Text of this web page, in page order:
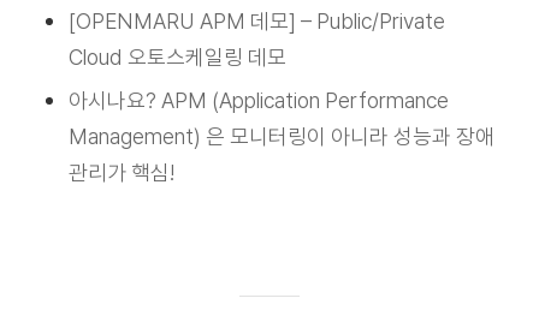
[OPENMARU APM 데모] – Public/Private
Cloud 오토스케일링 데모
아시나요? APM (Application Performance
Management) 은 모니터링이 아니라 성능과 장애
관리가 핵심!